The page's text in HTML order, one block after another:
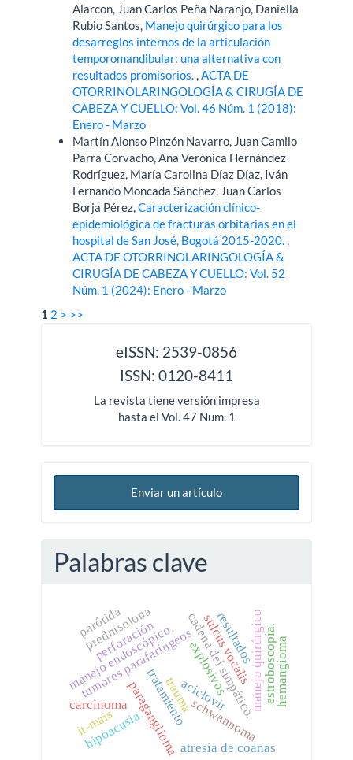
Alarcon, Juan Carlos Peña Naranjo, Daniella
Rubio Santos, Manejo quirúrgico para los
desarreglos internos de la articulación
temporomandibular: una alternativa con
resultados promisorios.,ACTA DE
OTORRINOLARINGOLOGÍA & CIRUGÍA DE
CABEZA Y CUELLO: Vol. 46 Núm. 1 (2018):
Enero - Marzo
Martín Alonso Pinzón Navarro, Juan Camilo
Parra Corvacho, Ana Verónica Hernández
Rodríguez, María Carolina Díaz Díaz, Iván
Fernando Moncada Sánchez, Juan Carlos
Borja Pérez,Caracterización clínico-
epidemiológica de fracturas orbitarias en el
hospital de San José, Bogotá 2015-2020.,
ACTA DE OTORRINOLARINGOLOGÍA &
CIRUGÍA DE CABEZA Y CUELLO: Vol. 52
Núm. 1 (2024): Enero - Marzo
1 2 > >>
eISSN: 2539-0856
ISSN: 0120-8411
La revista tiene versión impresa
hasta el Vol. 47 Num. 1
Enviar un artículo
Palabras clave
schwannoma
paraganglioma
tumores parafaríngeoscadena del simpático.
atresia de coanas
manejo quirúrgico
manejo endoscópico.
perforación
traumaexplosivos
hipoacusia.
sulcus vocalisestroboscopia.
tratamiento
prednisolona
aciclovir
carcinoma
parótida
hemangioma
it-mais
resultados